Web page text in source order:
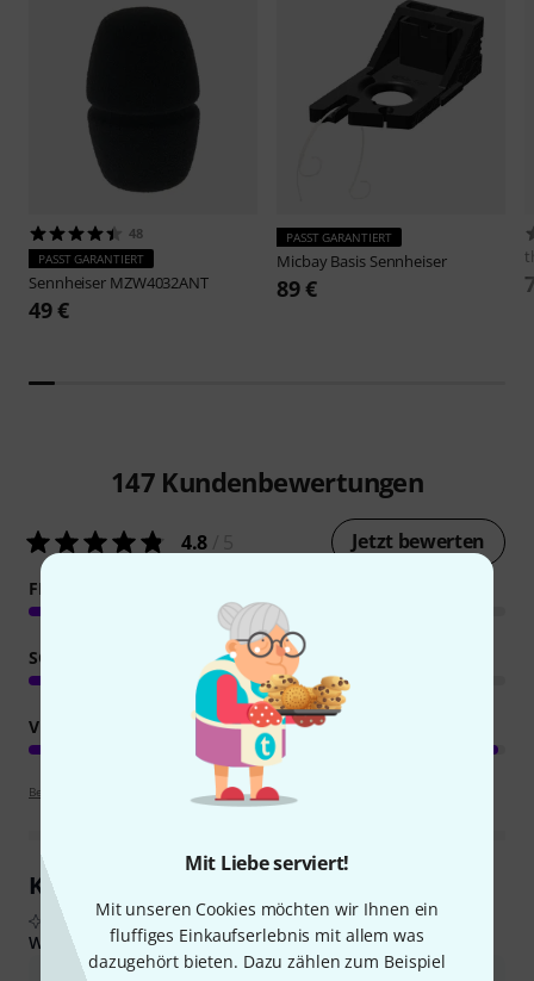
Mit Liebe serviert!
Mit unseren Cookies möchten wir Ihnen ein
fluffiges Einkaufserlebnis mit allem was
dazugehört bieten. Dazu zählen zum Beispiel
48
PASST GARANTIERT
Sennheiser MZW4032ANT
49 €
PASST GARANTIERT
Micbay Basis Sennheiser
89 €
147 Kundenbewertungen
4.8 Jetzt bewerten
FEATURES
SOUND
VERARBEITUNG
Bewertungsrichtlinien
Kundenrezensionen im Überblick
Aus echten Käuferbewertungen, zusammengefasst durch KI
Was Käufern gefiel: